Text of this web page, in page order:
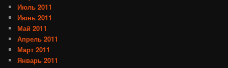
Июль 2011
Июнь 2011
Май 2011
Апрель 2011
Март 2011
Январь 2011